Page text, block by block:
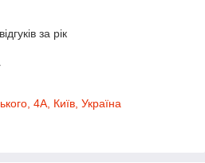
за рік
4А, Київ, Україна